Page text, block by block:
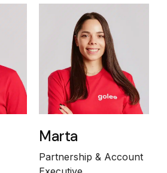
Marta
Partnership & Account